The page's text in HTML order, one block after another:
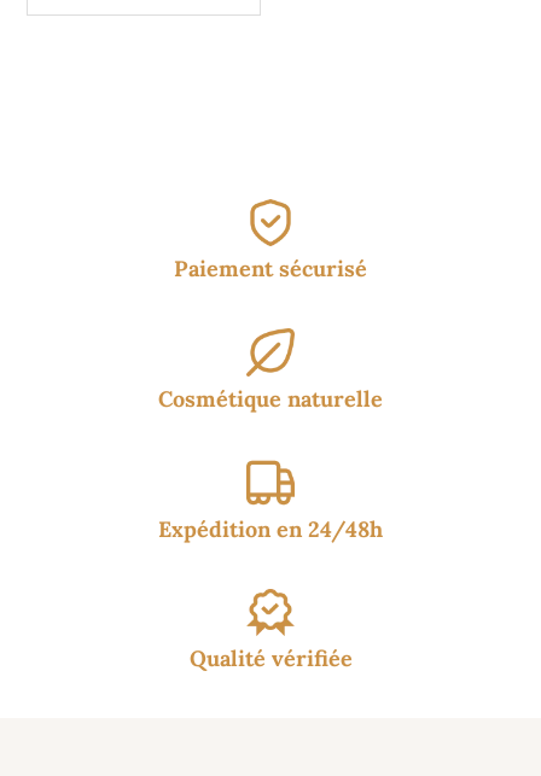
de
Paiement sécurisé
Cosmétique naturelle
Expédition en 24/48h
Qualité vérifiée